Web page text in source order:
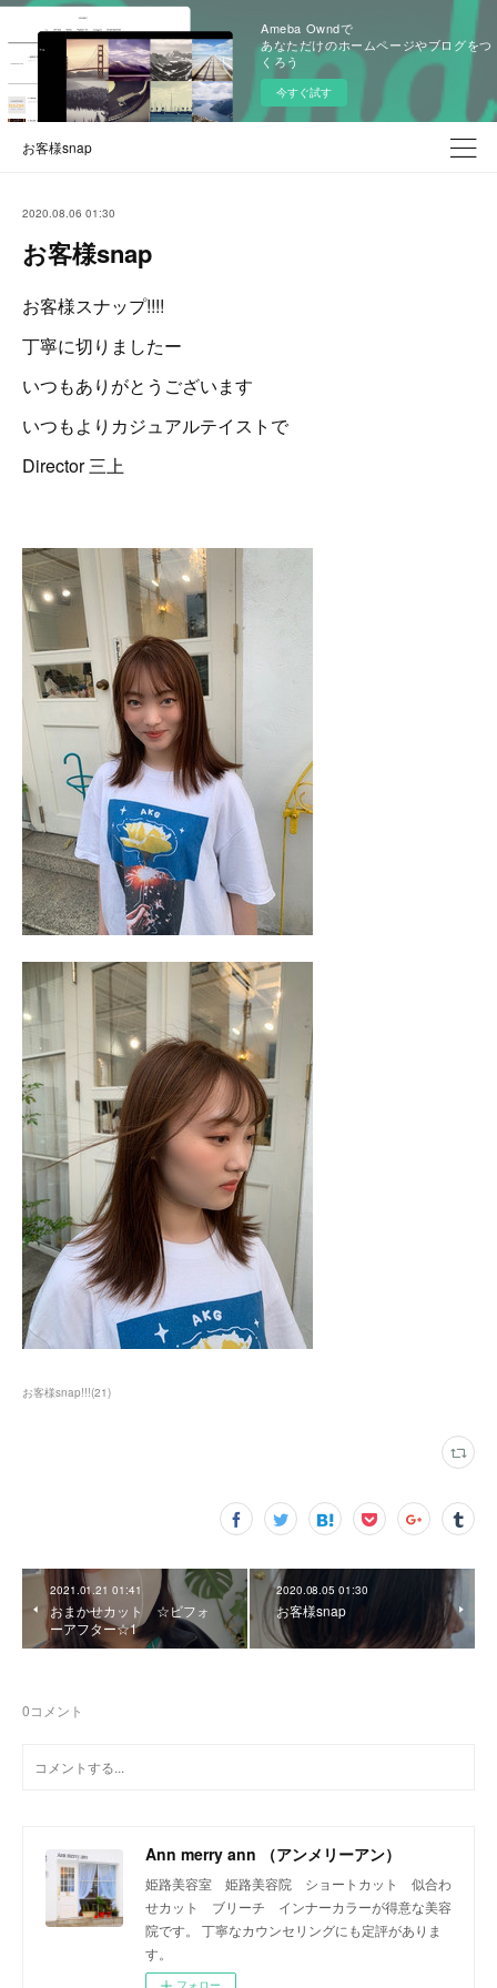
Ameba Owndで
あなただけのホームページやブログをつ
くろう
今すぐ試す
お客様snap
2020.08.06 01:30
お客様snap
お客様スナップ!!!!
丁寧に切りましたー
いつもありがとうございます
いつもよりカジュアルテイストで
Director 三上
お客様snap!!!(21)
2021.01.21 01:41
おまかせカット ☆ビフォ
ーアフター☆1
2020.08.05 01:30
お客様snap
0コメント
Ann merry ann （アンメリーアン）
姫路美容室 姫路美容院 ショートカット 似合わ
せカット ブリーチ インナーカラーが得意な美容
院です。 丁寧なカウンセリングにも定評がありま
す。
フォロー